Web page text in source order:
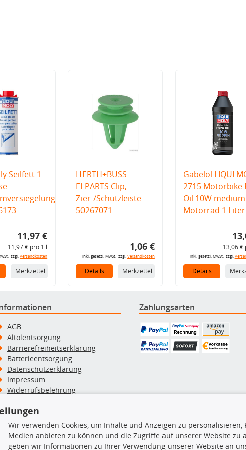
Seilfett 1
-
11,97 €
11,97 € pro 1 l
zzgl.Versandkosten
Merkzettel
HERTH+BUSS
ELPARTS Clip,
Zier-/Schutzleiste
50267071
1,06 €
inkl. gesetzl. MwSt., zzgl. Versandkosten
Details Merkzettel
Gabelöl LIQUI
2715 Motorbike
Oil 10W medium
Motorrad 1 Liter
13,06 €
inkl. gesetzl. MwSt., zzgl.
Details
AGB
Altölentsorgung
Barrierefreiheitserklärung
Batterieentsorgung
Datenschutzerklärung
Impressum
Widerrufsbelehrung
Zahlung & Versand
Zahlungsarten
Top Produkte TecDoc Inside
Wir verwenden Cookies, um Inhalte und Anzeigen zu
Medien anbieten zu können und die Zugriffe auf unserer Website zu
geben wir Informationen zu Ihrer Verwendung unserer Website an